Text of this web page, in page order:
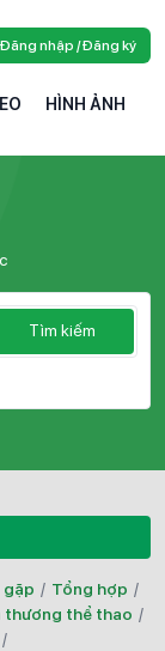
HÌNH ẢNH
Đăng nhập / Đăng ký
Tìm kiếm
gặp / Tổng hợp /
thương thể thao /
/